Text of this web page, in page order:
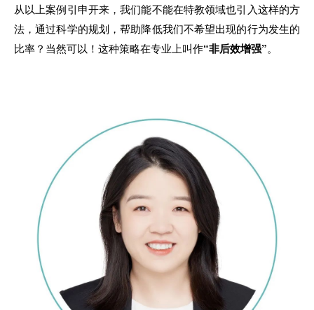
从以上案例引申开来，我们能不能在特教领域也引入这样的方
法，通过科学的规划，帮助降低我们不希望出现的行为发生的
比率？当然可以！这种策略在专业上叫作“非后效增强”。